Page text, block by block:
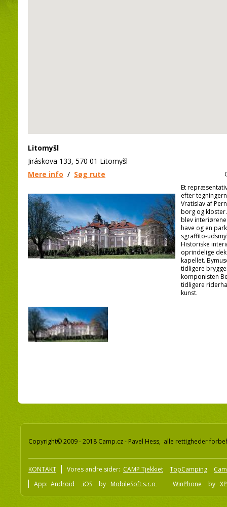
Litomyšl
Jiráskova 133, 570 01 Litomyšl
Mere info / Søg rute
Et
efter
Vratislav af
borg og
blev
have og en
sgraffito-
Historiske
oprindelige
kapellet.
tidligere
komponisten
tidligere
kunst.
Copyright© 2009 - 2018 Camp.cz - Pavel Hess, alle rettigheder
KONTAKT Vores andre sider: CAMP Tjekkiet TopCamping
App: Android iOS by MobileSoft s.r.o WinPhone by